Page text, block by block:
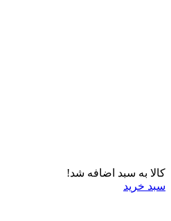
کالا به سبد اضافه شد!
سبد خرید